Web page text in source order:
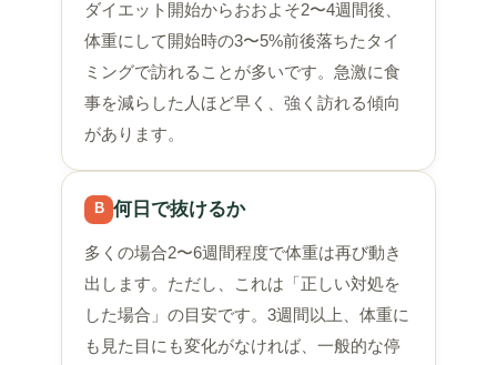
ダイエット開始からおおよそ2〜4週間後、
体重にして開始時の3〜5%前後落ちたタイ
ミングで訪れることが多いです。急激に食
事を減らした人ほど早く、強く訪れる傾向
があります。
B 何日で抜けるか
多くの場合2〜6週間程度で体重は再び動き
出します。ただし、これは「正しい対処を
した場合」の目安です。3週間以上、体重に
も見た目にも変化がなければ、一般的な停